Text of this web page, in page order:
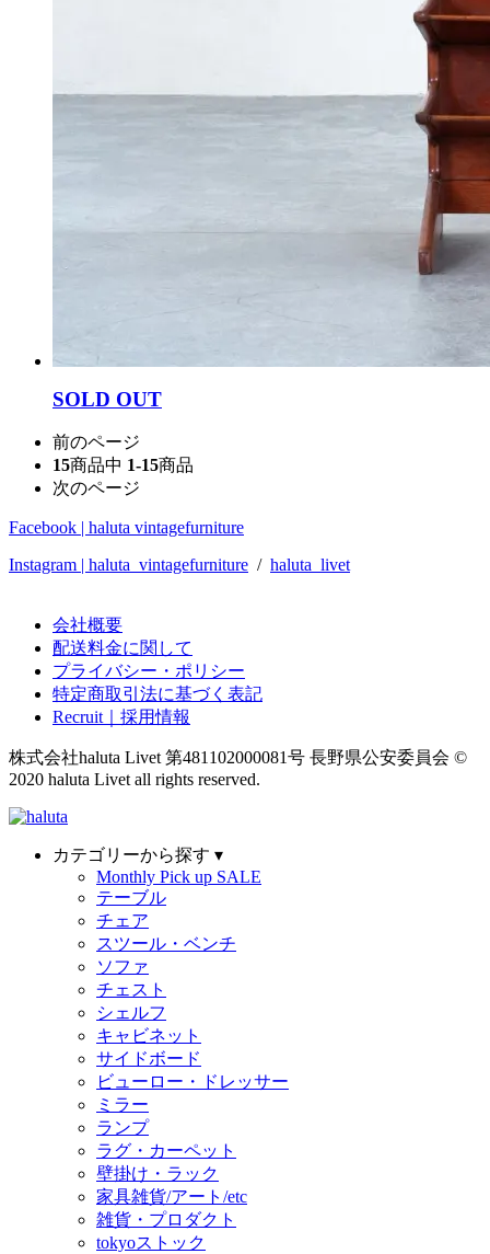
SOLD OUT
前のページ
15商品中 1-15商品
次のページ
Facebook | haluta vintagefurniture
Instagram | haluta_vintagefurniture / haluta_livet
会社概要
配送料金に関して
プライバシー・ポリシー
特定商取引法に基づく表記
Recruit｜採用情報
株式会社haluta Livet 第481102000081号 長野県公安委員会 ©
2020 haluta Livet all rights reserved.
カテゴリーから探す ▾
Monthly Pick up SALE
テーブル
チェア
スツール・ベンチ
ソファ
チェスト
シェルフ
キャビネット
サイドボード
ビューロー・ドレッサー
ミラー
ランプ
ラグ・カーペット
壁掛け・ラック
家具雑貨/アート/etc
雑貨・プロダクト
tokyoストック